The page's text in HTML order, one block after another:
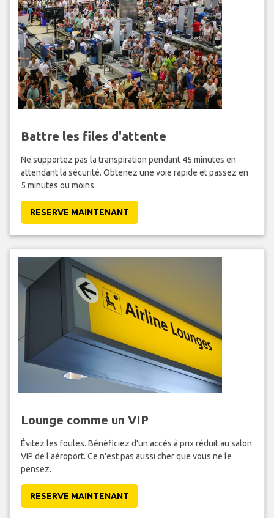
Battre les files d'attente
Ne supportez pas la transpiration pendant 45 minutes en
attendant la sécurité. Obtenez une voie rapide et passez en
5 minutes ou moins.
RESERVE MAINTENANT
Lounge comme un VIP
Évitez les foules. Bénéficiez d'un accès à prix réduit au salon
VIP de l'aéroport. Ce n'est pas aussi cher que vous ne le
pensez.
RESERVE MAINTENANT